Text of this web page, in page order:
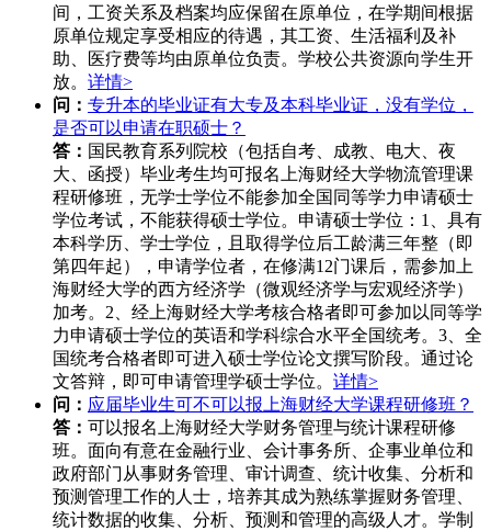
间，工资关系及档案均应保留在原单位，在学期间根据
原单位规定享受相应的待遇，其工资、生活福利及补
助、医疗费等均由原单位负责。学校公共资源向学生开
放。 详情>
问： 专升本的毕业证有大专及本科毕业证，没有学位，
是否可以申请在职硕士？
答： 国民教育系列院校（包括自考、成教、电大、夜
大、函授）毕业考生均可报名上海财经大学物流管理课
程研修班，无学士学位不能参加全国同等学力申请硕士
学位考试，不能获得硕士学位。申请硕士学位：1、具有
本科学历、学士学位，且取得学位后工龄满三年整（即
第四年起），申请学位者，在修满12门课后，需参加上
海财经大学的西方经济学（微观经济学与宏观经济学）
加考。2、经上海财经大学考核合格者即可参加以同等学
力申请硕士学位的英语和学科综合水平全国统考。3、全
国统考合格者即可进入硕士学位论文撰写阶段。通过论
文答辩，即可申请管理学硕士学位。 详情>
问： 应届毕业生可不可以报上海财经大学课程研修班？
答： 可以报名上海财经大学财务管理与统计课程研修
班。面向有意在金融行业、会计事务所、企事业单位和
政府部门从事财务管理、审计调查、统计收集、分析和
预测管理工作的人士，培养其成为熟练掌握财务管理、
统计数据的收集、分析、预测和管理的高级人才。学制